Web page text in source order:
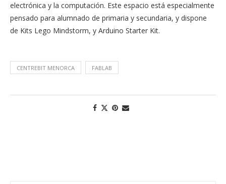
electrónica y la computación. Este espacio está especialmente
pensado para alumnado de primaria y secundaria, y dispone
de Kits Lego Mindstorm, y Arduino Starter Kit.
CENTREBIT MENORCA FABLAB